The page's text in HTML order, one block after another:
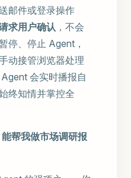
邮件或登录操作
求用户确认 ，不会
停、停止 Agent，
动接管浏览器处理
会实时播报自
终知情并掌控全
帮我做市场调研报